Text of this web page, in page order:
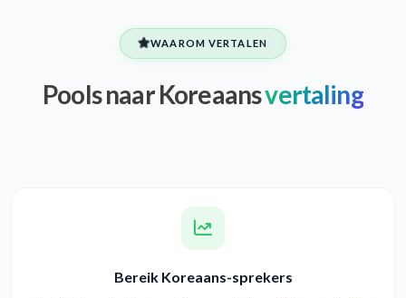
WAAROM VERTALEN
Pools naar Koreaansvertaling
Bereik Koreaans-sprekers